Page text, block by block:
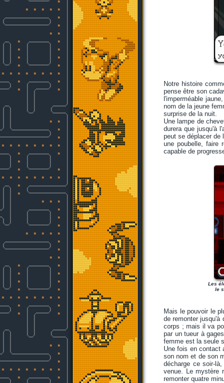
Notre histoire
pense être son
l'imperméable
nom de la jeune
surprise de la nuit.
Une lampe de
durera que jusqu'à
peut se déplacer de
une poubelle, faire
capable de
Les
le
Mais le pouvoir le
de remonter jusqu'à
corps ; mais il va
par un tueur à
femme est la seule
Une fois en contact
son nom et de son
décharge ce soir-
venue. Le mystère
remonter quatre